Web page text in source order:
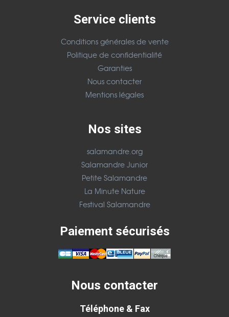
Service clients
Conditions générales de vente
Politique de confidentialité
Garanties
Nous contacter
Mentions légales
Nos sites
salamandre.org
Salamandre Junior
Petite Salamandre
La Minute Nature
Festival Salamandre
Paiement sécurisés
Nous contacter
Téléphone & Fax